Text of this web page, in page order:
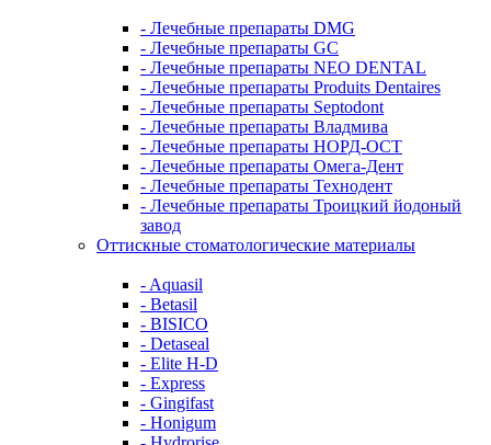
- Лечебные препараты DMG
- Лечебные препараты GC
- Лечебные препараты NEO DENTAL
- Лечебные препараты Produits Dentaires
- Лечебные препараты Septodont
- Лечебные препараты Владмива
- Лечебные препараты НОРД-ОСТ
- Лечебные препараты Омега-Дент
- Лечебные препараты Технодент
- Лечебные препараты Троицкий йодоный
завод
Оттискные стоматологические материалы
- Aquasil
- Betasil
- BISICO
- Detaseal
- Elite H-D
- Express
- Gingifast
- Honigum